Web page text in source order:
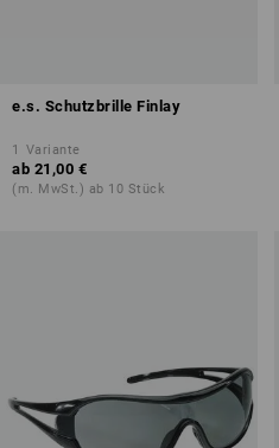
e.s. Schutzbrille Finlay
1 Variante
ab 21,00 €
(m. MwSt.) ab 10 Stück